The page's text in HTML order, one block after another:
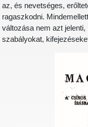
az, és nevetséges,
ragaszkodni.
változása nem azt
szabályokat,